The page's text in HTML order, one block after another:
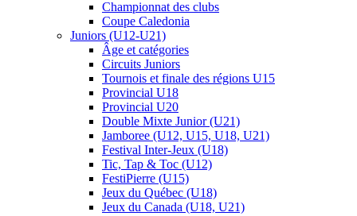
Championnat des clubs
Coupe Caledonia
Juniors (U12-U21)
Âge et catégories
Circuits Juniors
Tournois et finale des régions U15
Provincial U18
Provincial U20
Double Mixte Junior (U21)
Jamboree (U12, U15, U18, U21)
Festival Inter-Jeux (U18)
Tic, Tap & Toc (U12)
FestiPierre (U15)
Jeux du Québec (U18)
Jeux du Canada (U18, U21)